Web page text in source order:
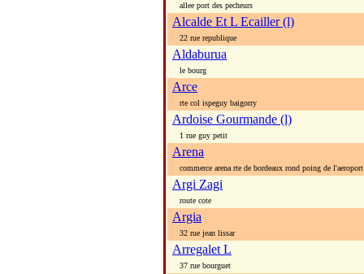
allee port des pecheurs
Alcalde Et L Ecailler (l)
22 rue republique
Aldaburua
le bourg
Arce
rte col ispeguy baigorry
Ardoise Gourmande (l)
1 rue guy petit
Arena
commerce arena rte de bordeaux rond poing de
Argi Zagi
route cote
Argia
32 rue jean lissar
Arregalet L
37 rue bourguet